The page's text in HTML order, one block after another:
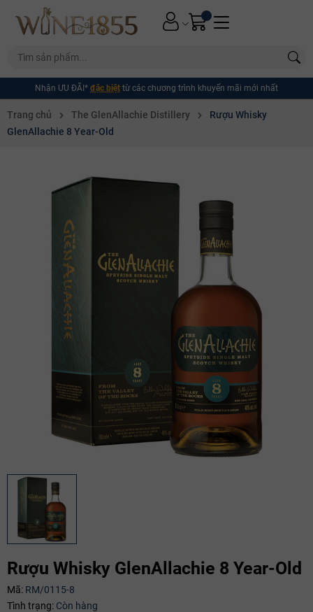
Nhận ƯU ĐÃI* đặc biệt từ các chương trình khuyến mãi mới nhất
Trang chủ The GlenAllachie Distillery
Rượu Whisky
GlenAllachie 8 Year-Old
Rượu Whisky GlenAllachie 8 Year-Old
Mã: RM/0115-8
Tình trạng: Còn hàng
Ngày hết hạn: